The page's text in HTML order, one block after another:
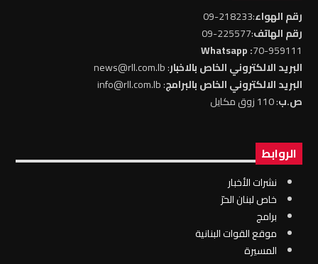
رقم الهواء:218233-09
رقم الهاتف:225577-09
70-959111
: Whatsapp
البريد الالكتروني الخاص بالاخبار: news@rll.com.lb
البريد الالكتروني الخاص بالبرامج: info@rll.com.lb
ص.ب: 110 زوق مكايل
الروابط
نشرات الأخبار
خاص لبنان الحرّ
برامج
موقع القوات البنانية
المسيرة